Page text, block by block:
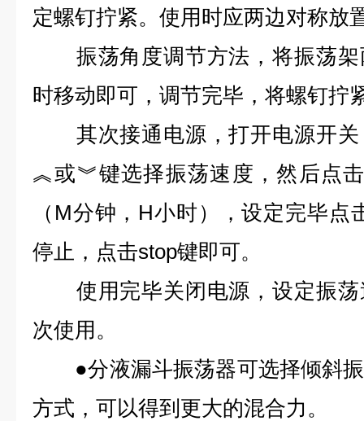
定螺钉拧紧。使用时应两边对称放
振荡角度调节方法，将振荡架
时移动即可，调节完毕，将螺钉拧
其次接通电源，打开电源开关
︽或︾键选择振荡速度，然后点
（M分钟，H小时），设定完毕
停止，点击stop键即可。
使用完毕关闭电源，设定振荡
次使用。
●分液漏斗振荡器可选择倾斜振
方式，可以得到更大的混合力。